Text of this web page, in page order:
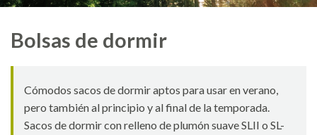
Bolsas de dormir
Cómodos sacos de dormir aptos para usar en verano,
pero también al principio y al final de la temporada.
Sacos de dormir con relleno de plumón suave SLII o SL-